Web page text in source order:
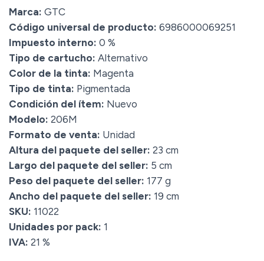
Marca: GTC
Código universal de producto: 6986000069251
Impuesto interno: 0 %
Tipo de cartucho: Alternativo
Color de la tinta: Magenta
Tipo de tinta: Pigmentada
Condición del ítem: Nuevo
Modelo: 206M
Formato de venta: Unidad
Altura del paquete del seller: 23 cm
Largo del paquete del seller: 5 cm
Peso del paquete del seller: 177 g
Ancho del paquete del seller: 19 cm
SKU: 11022
Unidades por pack: 1
IVA: 21 %